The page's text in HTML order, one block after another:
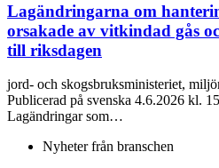
Lagändringarna om
orsakade av vitkindad gås
till riksdagen
jord- och skogsbruksministeriet,
Publicerad på svenska 4.6.2026 kl.
Lagändringar som…
Nyheter från branschen